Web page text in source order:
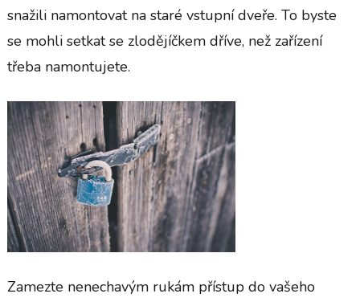
snažili namontovat na staré vstupní dveře. To byste
se mohli setkat se zlodějíčkem dříve, než zařízení
třeba namontujete.
Zamezte nenechavým rukám přístup do vašeho